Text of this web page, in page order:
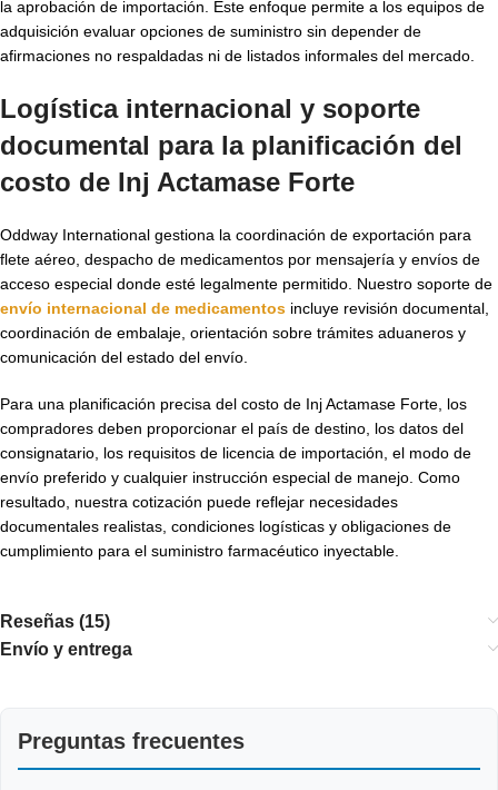
la aprobación de importación. Este enfoque permite a los equipos de
adquisición evaluar opciones de suministro sin depender de
afirmaciones no respaldadas ni de listados informales del mercado.
Logística internacional y soporte
documental para la planificación del
costo de Inj Actamase Forte
Oddway International gestiona la coordinación de exportación para
flete aéreo, despacho de medicamentos por mensajería y envíos de
acceso especial donde esté legalmente permitido. Nuestro soporte de
envío internacional de medicamentos incluye revisión documental,
coordinación de embalaje, orientación sobre trámites aduaneros y
comunicación del estado del envío.
Para una planificación precisa del costo de Inj Actamase Forte, los
compradores deben proporcionar el país de destino, los datos del
consignatario, los requisitos de licencia de importación, el modo de
envío preferido y cualquier instrucción especial de manejo. Como
resultado, nuestra cotización puede reflejar necesidades
documentales realistas, condiciones logísticas y obligaciones de
cumplimiento para el suministro farmacéutico inyectable.
Reseñas (15)
Envío y entrega
Preguntas frecuentes